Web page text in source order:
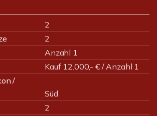
2
2
Anzahl 1
Kauf 12.000,- € / Anzahl 1
/
Süd
2